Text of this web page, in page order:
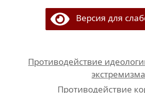
Версия для
Противодействие
экстремизма
Противодействие